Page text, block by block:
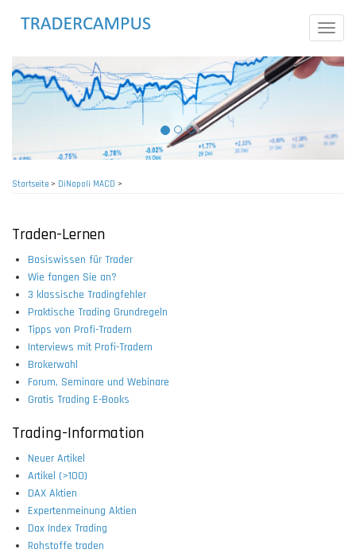
Toggle
Startseite> DiNapoli MACD >
Traden-Lernen
Basiswissen für Trader
Wie fangen Sie an?
3 klassische Tradingfehler
Praktische Trading Grundregeln
Tipps von Profi-Tradern
Interviews mit Profi-Tradern
Brokerwahl
Forum, Seminare und Webinare
Gratis Trading E-Books
Trading-Information
Neuer Artikel
Artikel (>100)
DAX Aktien
Expertenmeinung Aktien
Dax Index Trading
Rohstoffe traden